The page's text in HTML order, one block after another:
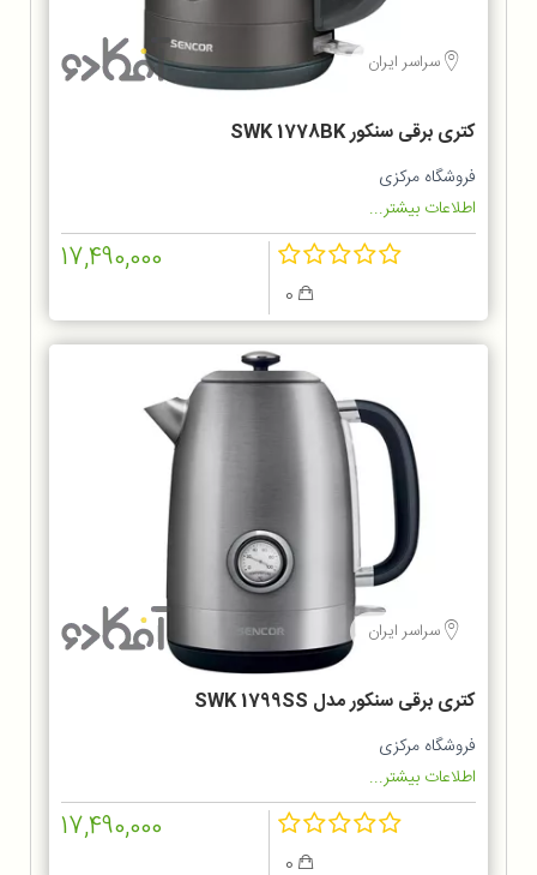
سراسر ایران
کتری برقی سنکور SWK 1778BK
فروشگاه مرکزی
اطلاعات بیشتر...
17,490,000
سراسر ایران
کتری برقی سنکور مدل SWK 1799SS
فروشگاه مرکزی
اطلاعات بیشتر...
17,490,000